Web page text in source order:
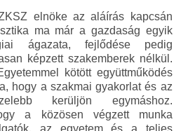
elnöke az aláírás kapcsán
ma már a gazdaság egyik
ágazata, fejlődése pedig
képzett szakemberek nélkül.
kötött együttműködés
hogy a szakmai gyakorlat és az
kerüljön egymáshoz.
a közösen végzett munka